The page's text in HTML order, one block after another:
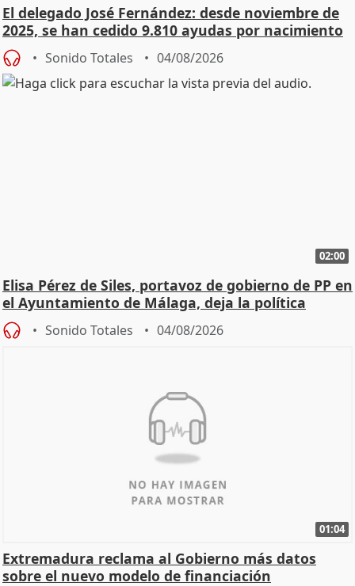
El delegado José Fernández: desde noviembre de
2025, se han cedido 9.810 ayudas por nacimiento
Sonido Totales 04/08/2026
02:00
Elisa Pérez de Siles, portavoz de gobierno de PP en
el Ayuntamiento de Málaga, deja la política
Sonido Totales 04/08/2026
01:04
Extremadura reclama al Gobierno más datos
sobre el nuevo modelo de financiación